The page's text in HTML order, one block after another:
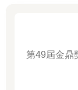
第49屆金鼎